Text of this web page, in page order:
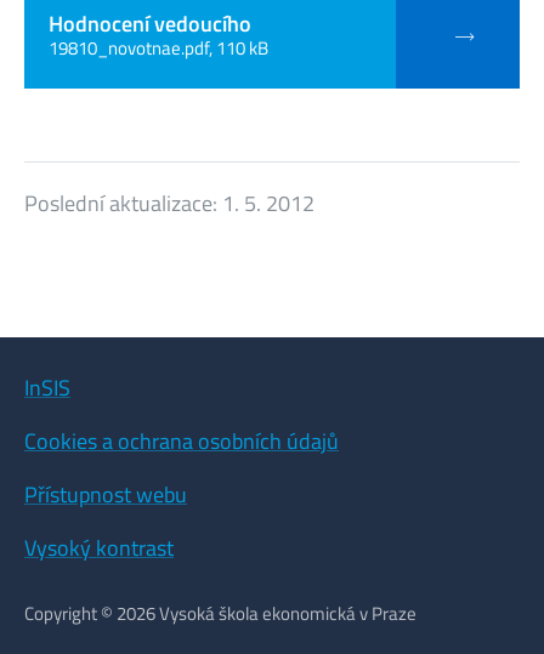
Hodnocení vedoucího
19810_novotnae.pdf, 110 kB
Poslední aktualizace: 1. 5. 2012
InSIS
Cookies a ochrana osobních údajů
Přístupnost webu
Vysoký kontrast
Copyright © 2026 Vysoká škola ekonomická v Praze